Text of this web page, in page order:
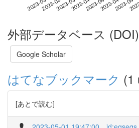
外部データベース (DOI)
Google Scholar
はてなブックマーク (1
[あとで読む]